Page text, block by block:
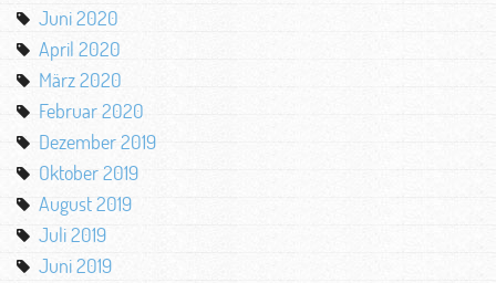
Juni 2020
April 2020
März 2020
Februar 2020
Dezember 2019
Oktober 2019
August 2019
Juli 2019
Juni 2019